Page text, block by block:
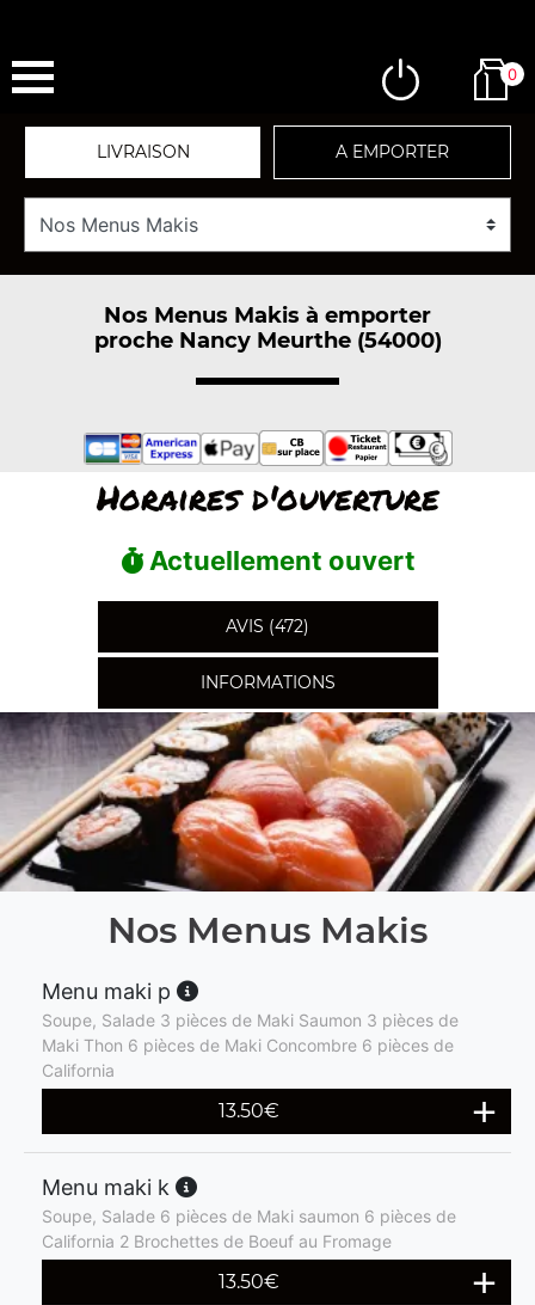
0
LIVRAISON A EMPORTER
Nos Menus Makis à emporter
proche Nancy Meurthe (54000)
Horaires d'ouverture
Actuellement ouvert
AVIS (472)
INFORMATIONS
Nos Menus Makis
Menu maki p
Soupe, Salade 3 pièces de Maki Saumon 3 pièces de
Maki Thon 6 pièces de Maki Concombre 6 pièces de
California
13.50€
Menu maki k
Soupe, Salade 6 pièces de Maki saumon 6 pièces de
California 2 Brochettes de Boeuf au Fromage
13.50€